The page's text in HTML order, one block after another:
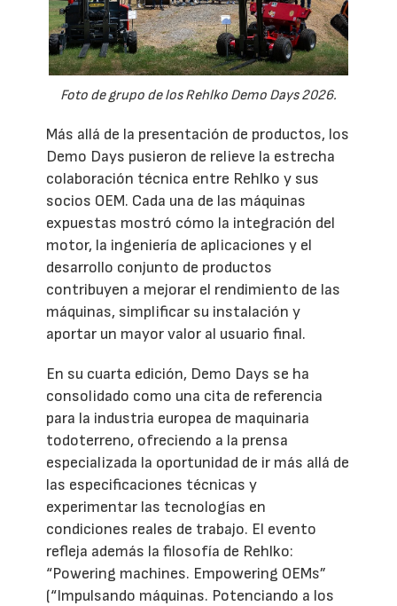
Foto de grupo de los Rehlko Demo Days 2026.
Más allá de la presentación de productos, los
Demo Days pusieron de relieve la estrecha
colaboración técnica entre Rehlko y sus
socios OEM. Cada una de las máquinas
expuestas mostró cómo la integración del
motor, la ingeniería de aplicaciones y el
desarrollo conjunto de productos
contribuyen a mejorar el rendimiento de las
máquinas, simplificar su instalación y
aportar un mayor valor al usuario final.
En su cuarta edición, Demo Days se ha
consolidado como una cita de referencia
para la industria europea de maquinaria
todoterreno, ofreciendo a la prensa
especializada la oportunidad de ir más allá de
las especificaciones técnicas y
experimentar las tecnologías en
condiciones reales de trabajo. El evento
refleja además la filosofía de Rehlko:
“Powering machines. Empowering OEMs”
(“Impulsando máquinas. Potenciando a los